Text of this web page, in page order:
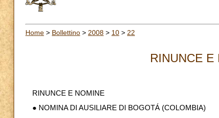
Home > Bollettino > 2008 > 10 > 22
RINUNCE E
RINUNCE E NOMINE
● NOMINA DI AUSILIARE DI BOGOTÁ (COLOMBIA)